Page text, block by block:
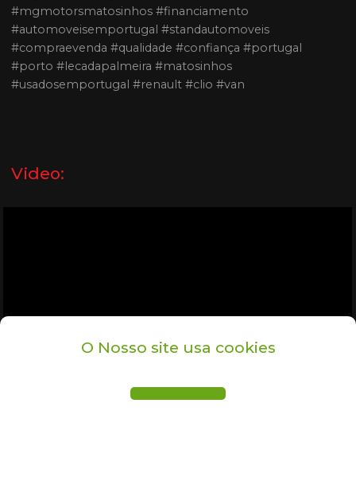
#mgmotorsmatosinhos #financiamento
#automoveisemportugal #standautomoveis
#compraevenda #qualidade #confiança #portugal
#porto #lecadapalmeira #matosinhos
#usadosemportugal #renault #clio #van
Video:
O Nosso site usa cookies